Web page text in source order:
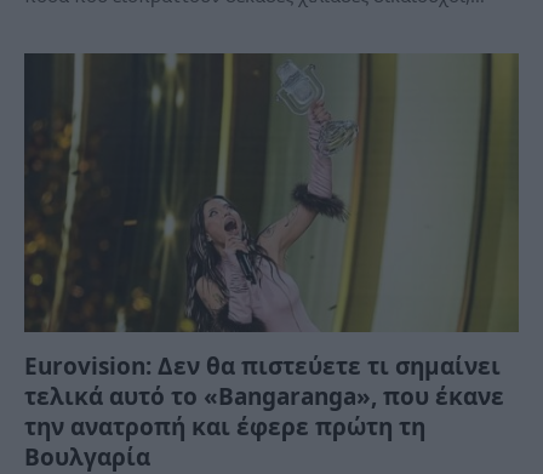
Eurovision: Δεν θα πιστεύετε τι σημαίνει
τελικά αυτό το «Bangaranga», που έκανε
την ανατροπή και έφερε πρώτη τη
Βουλγαρία